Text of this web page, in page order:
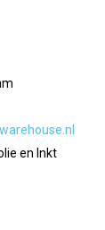
en Inkt